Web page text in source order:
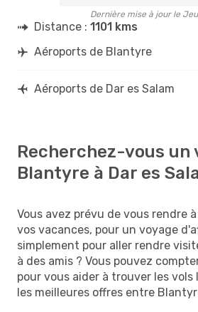
Dernière mise à jour le
Distance : 1101 kms
Aéroports de Blantyre
Aéroports de Dar es Salam
Recherchez-vous un
Blantyre à Dar es
Vous avez prévu de vous rendre
vos vacances, pour un voyage
simplement pour aller rendre
à des amis ? Vous pouvez
pour vous aider à trouver les vols
les meilleures offres entre